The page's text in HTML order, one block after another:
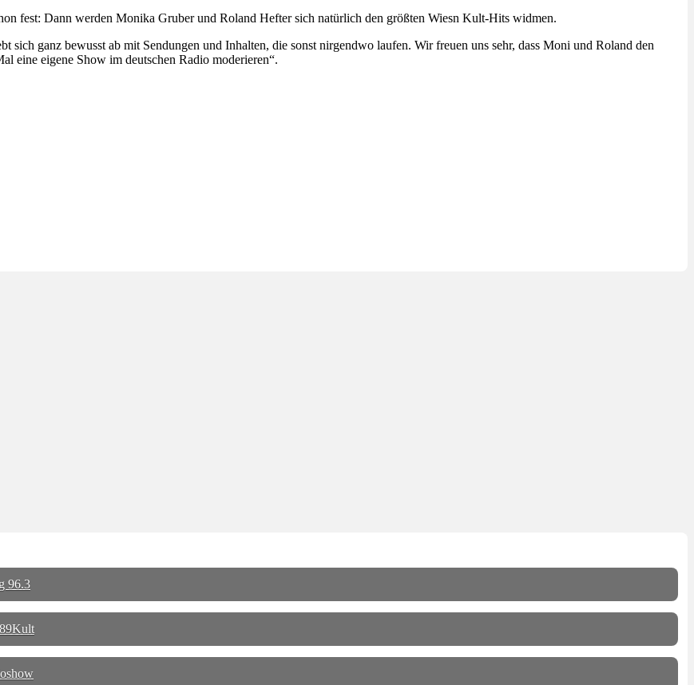
fest: Dann werden Monika Gruber und Roland Hefter sich natürlich den größten Wiesn Kult-Hits widmen.
sich ganz bewusst ab mit Sendungen und Inhalten, die sonst nirgendwo laufen. Wir freuen uns sehr, dass Moni und Roland den
eine eigene Show im deutschen Radio moderieren“.
96.3